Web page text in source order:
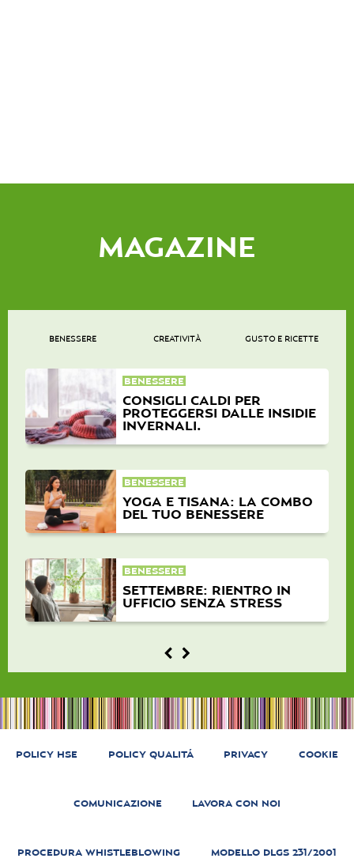
MAGAZINE
BENESSERE CREATIVITÀ GUSTO E RICETTE
BENESSERE
CONSIGLI CALDI PER
PROTEGGERSI DALLE INSIDIE
INVERNALI.
BENESSERE
YOGA E TISANA: LA COMBO
DEL TUO BENESSERE
BENESSERE
SETTEMBRE: RIENTRO IN
UFFICIO SENZA STRESS
POLICY HSE POLICY QUALITÁ PRIVACY COOKIE
COMUNICAZIONE LAVORA CON NOI
PROCEDURA WHISTLEBLOWING MODELLO DLGS 231/2001